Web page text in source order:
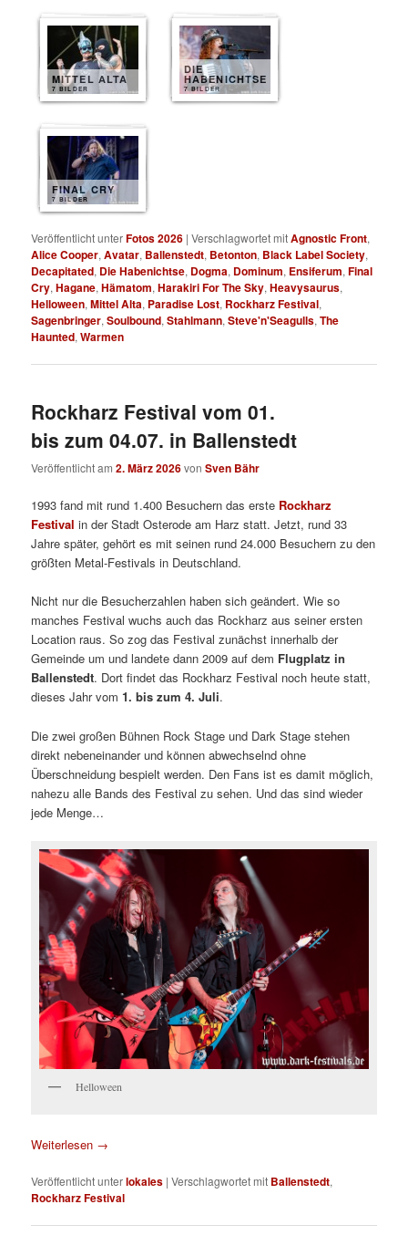
MITTEL ALTA
7 BILDER
DIE
HABENICHTSE
7 BILDER
FINAL CRY
7 BILDER
Veröffentlicht unterFotos 2026 |Verschlagwortet mitAgnostic Front,
Alice Cooper,Avatar, Ballenstedt, Betonton, Black Label Society,
Decapitated, Die Habenichtse, Dogma, Dominum, Ensiferum,Final
Cry,Hagane,Hämatom,Harakiri For The Sky,Heavysaurus,
Helloween,Mittel Alta, Paradise Lost, Rockharz Festival,
Sagenbringer,Soulbound,Stahlmann,Steve'n'Seagulls,The
Haunted,Warmen
Rockharz Festival vom 01.
bis zum 04.07. in Ballenstedt
Veröffentlicht am2. März 2026vonSven Bähr
1993 fand mit rund 1.400 Besuchern das erste Rockharz
Festival in der Stadt Osterode am Harz statt.Jetzt, rund 33
Jahre später, gehört es mit seinen rund 24.000 Besuchern zu den
größten Metal-Festivals in Deutschland.
Nicht nur die Besucherzahlen haben sich geändert. Wie so
manches Festival wuchs auch das Rockharz aus seiner ersten
Location raus. So zog das Festival zunächst innerhalb der
Gemeinde um und landete dann 2009 auf dem Flugplatz in
Ballenstedt. Dort findet das Rockharz Festival noch heute statt,
dieses Jahr vom1. bis zum 4. Juli.
Die zwei großen Bühnen Rock Stage und Dark Stage stehen
direkt nebeneinander und können abwechselnd ohne
Überschneidung bespielt werden. Den Fans ist es damit möglich,
nahezu alle Bands des Festival zu sehen. Und das sind wieder
jede Menge…
Helloween
Weiterlesen →
Veröffentlicht unterlokales |Verschlagwortet mit Ballenstedt,
Rockharz Festival